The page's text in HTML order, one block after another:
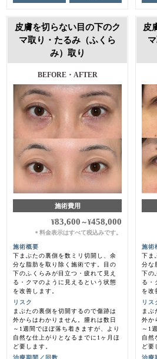
皮膚を切らない目の下のク
マ取り・たるみ（ふくら
み）取り
BEFORE・AFTER
施術費用
¥83,600 ～¥458,000
＊料金表示はすべて税込みです。
施術概要
下まぶたの裏側を数ミリ切開し、余
分な脂肪を取り除く施術です。目の
下のふくらみが目立つ・疲れて見え
る・クマのように見えるという状態
を改善します。
リスク
まぶたの裏側を切開するので傷跡は
外からはわかりません。腫れは数日
～1週間でほぼ落ち着きますが、より
自然な仕上がりとなるまでに1ヶ月ほ
ど要します。
皮
施術
下ま
分な
下の
る・
を改
リス
まぶ
外か
～1
自然
ど要